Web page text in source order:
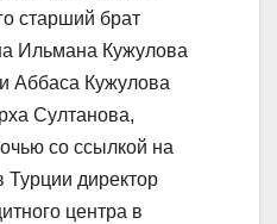
старший брат
Ильмана Кужулова
Аббаса Кужулова
Султанова,
со ссылкой на
Турции директор
центра в